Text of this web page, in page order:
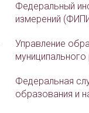
Федеральный
измерений
Управление
Федеральная
образования и